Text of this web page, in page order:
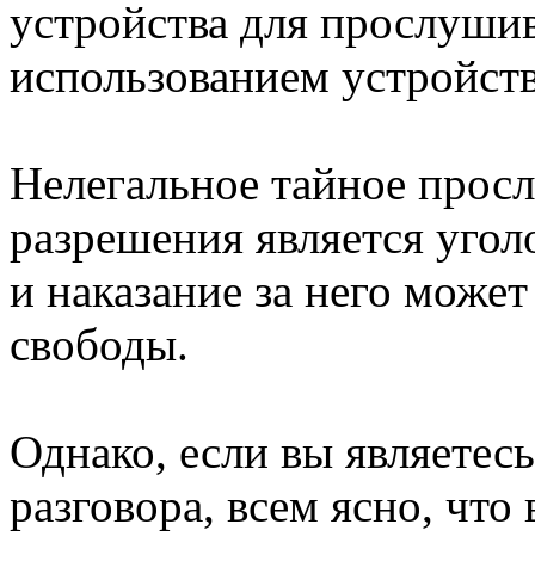
устройства для
использованием
Нелегальное тайное
разрешения является
и наказание за него
свободы.
Однако, если вы
разговора, всем ясно,